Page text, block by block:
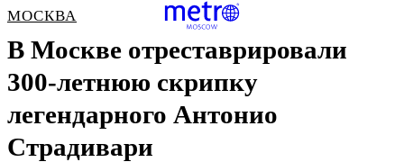
МОСКВА
В Москве отреставрировали
300-летнюю скрипку
легендарного Антонио
Страдивари